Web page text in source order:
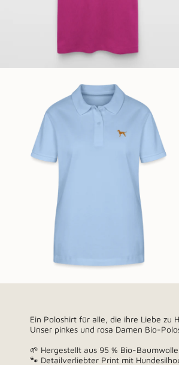
Ein Poloshirt für alle, die ihre Liebe zu
Unser pinkes und rosa Damen Bio-
🌱 Hergestellt aus 95 % Bio-
🐾 Detailverliebter Print mit